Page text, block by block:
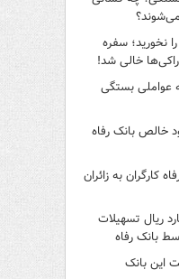
نخورید؛ سفره
عواملی بستگی
سود خالص بانک رفاه
کارگران به زائران
از ۱۲,۰۰۰ میلیارد ریال تسهیلات
بانک رفاه
این بانک